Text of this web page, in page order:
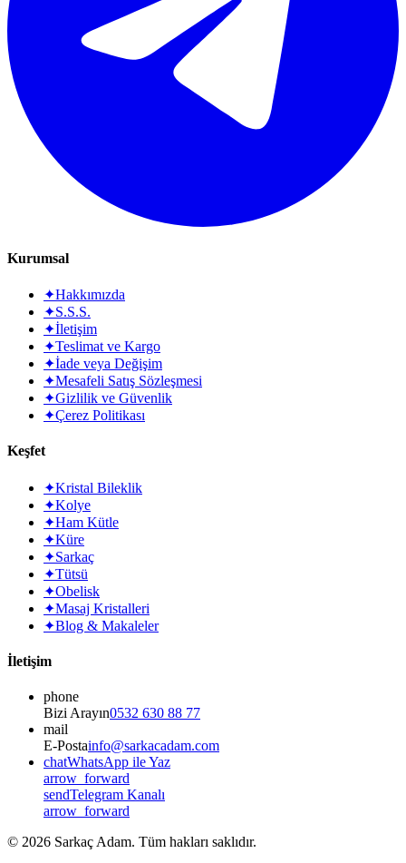
Kurumsal
✦Hakkımızda
✦S.S.S.
✦İletişim
✦Teslimat ve Kargo
✦İade veya Değişim
✦Mesafeli Satış Sözleşmesi
✦Gizlilik ve Güvenlik
✦Çerez Politikası
Keşfet
✦Kristal Bileklik
✦Kolye
✦Ham Kütle
✦Küre
✦Sarkaç
✦Tütsü
✦Obelisk
✦Masaj Kristalleri
✦Blog & Makaleler
İletişim
phone
Bizi Arayın0532 630 88 77
mail
E-Postainfo@sarkacadam.com
chatWhatsApp ile Yaz
arrow_forward
sendTelegram Kanalı
arrow_forward
© 2026 Sarkaç Adam. Tüm hakları saklıdır.